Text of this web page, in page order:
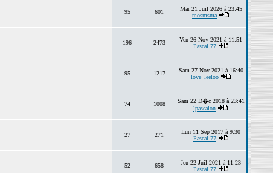
95 601
Mar 21 Juil 2026 à 23:45
mosmsma
196 2473
Ven 26 Nov 2021 à 11:51
Pascal 77
95 1217
Sam 27 Nov 2021 à 16:40
love_leeloo
74 1008
Sam 22 D�c 2018 à 23:41
lpascalon
27 271
Lun 11 Sep 2017 à 9:30
Pascal 77
52 658
Jeu 22 Juil 2021 à 11:23
Pascal 77